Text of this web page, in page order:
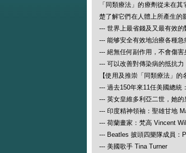
「同類療法」的療劑從未在
楚了解它們在人體上所產生的
--- 世界上最省錢及又最有效的
--- 能够安全有效地治療各種
--- 絕無任何副作用，不會傷害
--- 可以改善對傳染病的抵抗力
【使用及推崇「同類療法」的
--- 過去150年來11任美國總統
--- 英女皇維多利亞二世，她
--- 印度精神領袖：聖雄甘地
--- 荷蘭畫家：梵高 Vincent
--- Beatles 披頭四樂隊成員：
--- 美國歌手 Tina Turner